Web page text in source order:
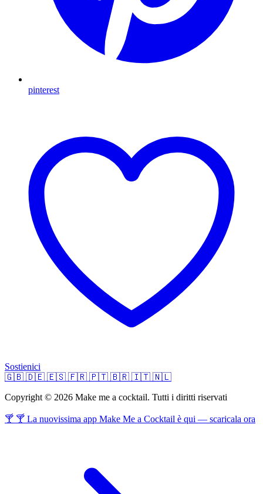
pinterest
Sostienici
🇬🇧 🇩🇪 🇪🇸 🇫🇷 🇵🇹 🇧🇷 🇮🇹 🇳🇱
Copyright © 2026 Make me a cocktail. Tutti i diritti riservati
🍸 🍸 La nuovissima app Make Me a Cocktail è qui — scaricala ora